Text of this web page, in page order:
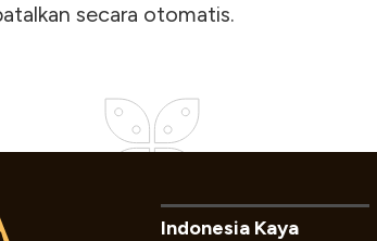
secara otomatis.
Indonesia Kaya